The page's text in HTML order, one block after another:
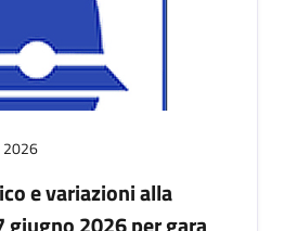
2026
e variazioni alla